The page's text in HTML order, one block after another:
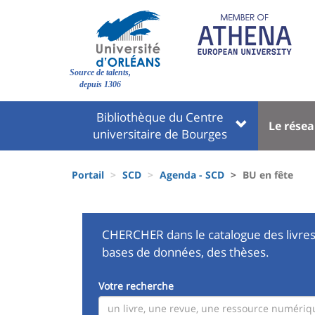
Site
Source de talents,
depuis 1306
Université
Block
liste
des
composantes
Bibliothèque du Centre
universitaire de Bourges
Menu
Le
d'Ariane
Portail SCD Agenda - SCD BU en fête
CHERCHER dans le catalogue des
bases de données, des thèses.
Votre recherche